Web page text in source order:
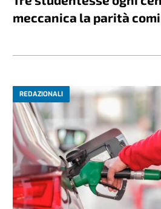
meccanica la parità
REDAZIONALI